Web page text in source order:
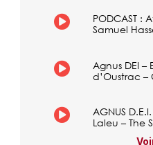
PODCAST :
Samuel
Agnus DEI
d’Oustrac
AGNUS
Laleu – The